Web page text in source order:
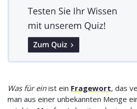
Was für einist ein Fragewort, das
man aus einer unbekannten Menge